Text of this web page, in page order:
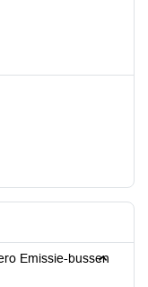
Emissie-bussen